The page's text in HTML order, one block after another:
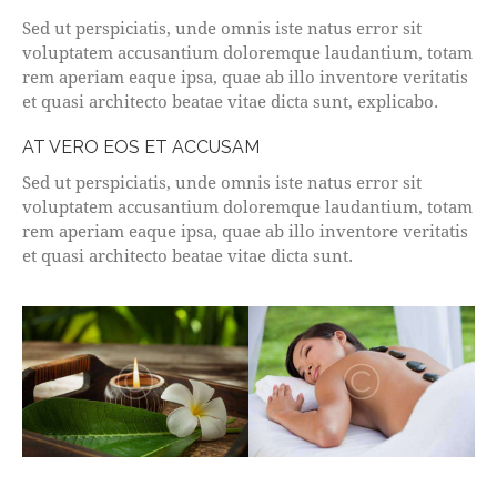
Sed ut perspiciatis, unde omnis iste natus error sit
voluptatem accusantium doloremque laudantium, totam
rem aperiam eaque ipsa, quae ab illo inventore veritatis
et quasi architecto beatae vitae dicta sunt, explicabo.
AT VERO EOS ET ACCUSAM
Sed ut perspiciatis, unde omnis iste natus error sit
voluptatem accusantium doloremque laudantium, totam
rem aperiam eaque ipsa, quae ab illo inventore veritatis
et quasi architecto beatae vitae dicta sunt.